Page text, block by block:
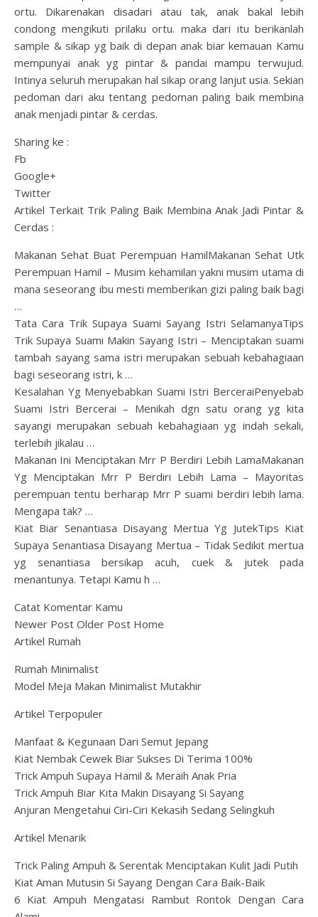
ortu. Dikarenakan disadari atau tak, anak bakal lebih
condong mengikuti prilaku ortu. maka dari itu berikanlah
sample & sikap yg baik di depan anak biar kemauan Kamu
mempunyai anak yg pintar & pandai mampu terwujud.
Intinya seluruh merupakan hal sikap orang lanjut usia. Sekian
pedoman dari aku tentang pedoman paling baik membina
anak menjadi pintar & cerdas.
Sharing ke :
Fb
Google+
Twitter
Artikel Terkait Trik Paling Baik Membina Anak Jadi Pintar &
Cerdas :
Makanan Sehat Buat Perempuan HamilMakanan Sehat Utk
Perempuan Hamil – Musim kehamilan yakni musim utama di
mana seseorang ibu mesti memberikan gizi paling baik bagi
…
Tata Cara Trik Supaya Suami Sayang Istri SelamanyaTips
Trik Supaya Suami Makin Sayang Istri – Menciptakan suami
tambah sayang sama istri merupakan sebuah kebahagiaan
bagi seseorang istri, k …
Kesalahan Yg Menyebabkan Suami Istri BerceraiPenyebab
Suami Istri Bercerai – Menikah dgn satu orang yg kita
sayangi merupakan sebuah kebahagiaan yg indah sekali,
terlebih jikalau …
Makanan Ini Menciptakan Mrr P Berdiri Lebih LamaMakanan
Yg Menciptakan Mrr P Berdiri Lebih Lama – Mayoritas
perempuan tentu berharap Mrr P suami berdiri lebih lama.
Mengapa tak? …
Kiat Biar Senantiasa Disayang Mertua Yg JutekTips Kiat
Supaya Senantiasa Disayang Mertua – Tidak Sedikit mertua
yg senantiasa bersikap acuh, cuek & jutek pada
menantunya. Tetapi Kamu h …
Catat Komentar Kamu
Newer Post Older Post Home
Artikel Rumah
Rumah Minimalist
Model Meja Makan Minimalist Mutakhir
Artikel Terpopuler
Manfaat & Kegunaan Dari Semut Jepang
Kiat Nembak Cewek Biar Sukses Di Terima 100%
Trick Ampuh Supaya Hamil & Meraih Anak Pria
Trick Ampuh Biar Kita Makin Disayang Si Sayang
Anjuran Mengetahui Ciri-Ciri Kekasih Sedang Selingkuh
Artikel Menarik
Trick Paling Ampuh & Serentak Menciptakan Kulit Jadi Putih
Kiat Aman Mutusin Si Sayang Dengan Cara Baik-Baik
6 Kiat Ampuh Mengatasi Rambut Rontok Dengan Cara